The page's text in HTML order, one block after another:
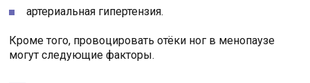
артериальная гипертензия.
Кроме того, провоцировать отёки ног в менопаузе
могут следующие факторы.